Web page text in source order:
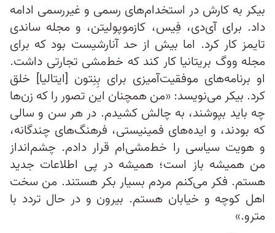
بیکر به کارش در استخدام‌های رسمی و غیررسمی ادامه
داد. برای آی‌دی، فِیس، کازموپولیتن، و مجله ساندی
تایمز کار کرد. اما بیش از حد آنارشیست بود که برای
مجله ووگ بریتانیا کار کند که خط‌مشی تجارتی داشت.
او برنامه‌های موفقیت‌آمیزی برای بِنِتون [ایتالیا] خلق
کرد. بیکر می‌نویسد: «من همچنان این تصور را که زن‌ها
چه باید بپوشند، به چالش کشیدم. در هر سن و سالی
که بودند، و ایده‌های فمینیستی، فرهنگ‌های چندگانه،
و هویت سیاسی را خط‌مشی‌ام قرار دادم. چشم‌انداز
من همیشه باز است؛ همیشه در پی اطلاعات جدید
هستم. فکر می‌کنم مردم بسیار بکر هستند. من سخت
اهل کوچه و خیابان هستم. بیرون و در حال تردد با
مترو.»